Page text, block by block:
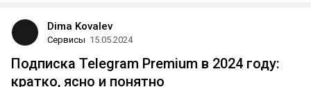
Dima Kovalev
Сервисы 15.05.2024
Подписка Telegram Premium в 2024 году:
кратко, ясно и понятно